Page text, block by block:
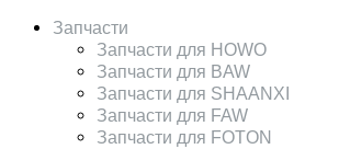
Запчасти
Запчасти для HOWO
Запчасти для BAW
Запчасти для SHAANXI
Запчасти для FAW
Запчасти для FOTON